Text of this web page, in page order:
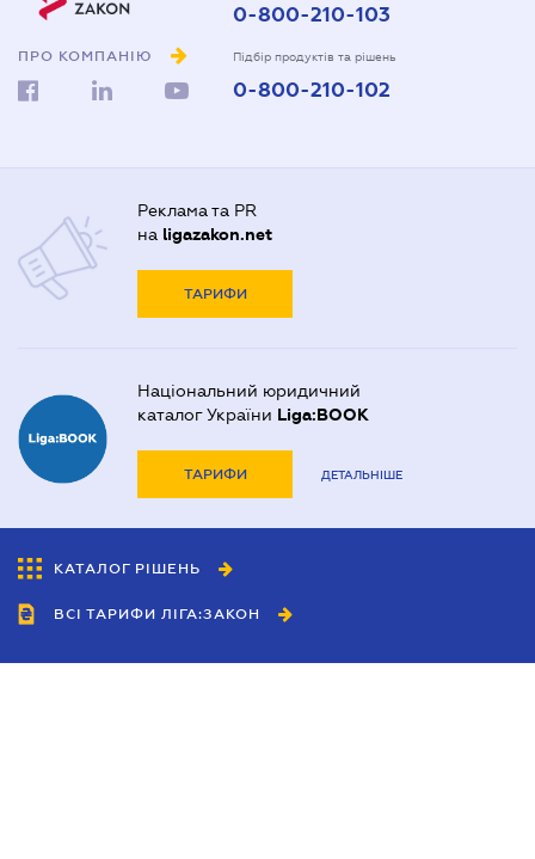
ПРО КОМПАНІЮ
0-800-210-103
Підбір продуктів та рішень
0-800-210-102
Реклама та PR
на ligazakon.net
ТАРИФИ
Національний юридичний
каталог України Liga:BOOK
ТАРИФИ ДЕТАЛЬНІШЕ
КАТАЛОГ РІШЕНЬ
ВСІ ТАРИФИ ЛІГА:ЗАКОН